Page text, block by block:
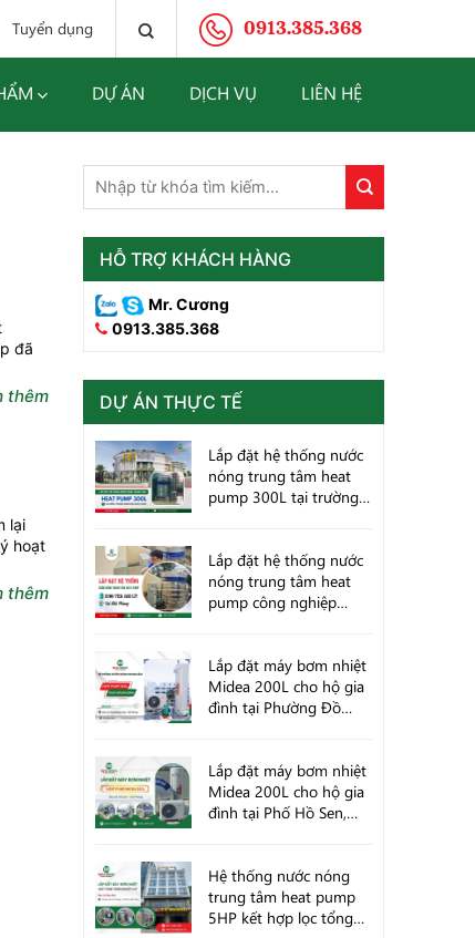
Tuyển dụng 0913.385.368
DỰ ÁN DỊCH VỤ LIÊN HỆ
đã
thêm
lại
hoạt
thêm
HỖ TRỢ KHÁCH HÀNG
Mr. Cương
0913.385.368
DỰ ÁN THỰC TẾ
Lắp đặt hệ thống nước
nóng trung tâm heat
pump 300L tại trường
Lắp đặt hệ thống nước
nóng trung tâm heat
pump công nghiệp
Lắp đặt máy bơm nhiệt
Midea 200L cho hộ gia
đình tại Phường Đồ
Lắp đặt máy bơm nhiệt
Midea 200L cho hộ gia
đình tại Phố Hồ Sen,
Hệ thống nước nóng
trung tâm heat pump
5HP kết hợp lọc tổng